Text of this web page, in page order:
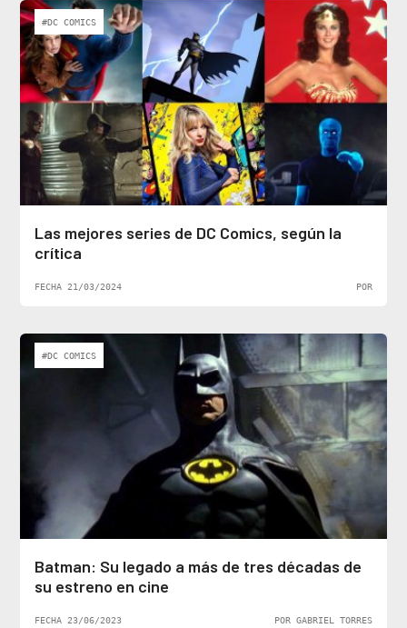
#DC COMICS
Las mejores series de DC Comics, según la
crítica
FECHA 21/03/2024 POR
#DC COMICS
Batman: Su legado a más de tres décadas de
su estreno en cine
FECHA 23/06/2023 POR GABRIEL TORRES